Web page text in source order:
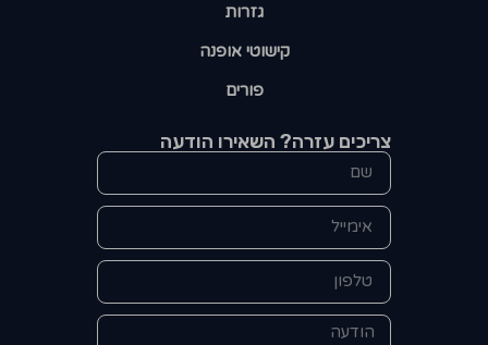
גזרות
קישוטי אופנה
פורים
צריכים עזרה? השאירו הודעה